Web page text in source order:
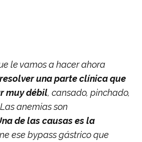
le vamos a hacer ahora
una parte clínica que
muy débil, cansado, pinchado,
anemias son
de las causas es la
ese bypass gástrico que